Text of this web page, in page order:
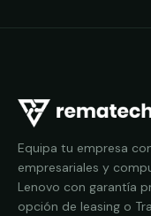
Equipa tu empresa
empresariales y
Lenovo con garantía
opción de leasing o